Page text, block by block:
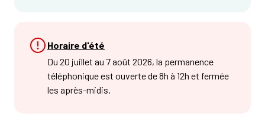
Horaire d'été
Du 20 juillet au 7 août 2026, la permanence
téléphonique est ouverte de 8h à 12h et fermée
les après-midis.